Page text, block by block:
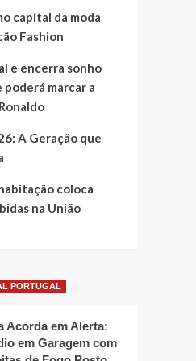
capital da moda
Fashion
e encerra sonho
marcar a
A Geração que
coloca
na União
PORTUGAL
Acorda em Alerta:
em Garagem com